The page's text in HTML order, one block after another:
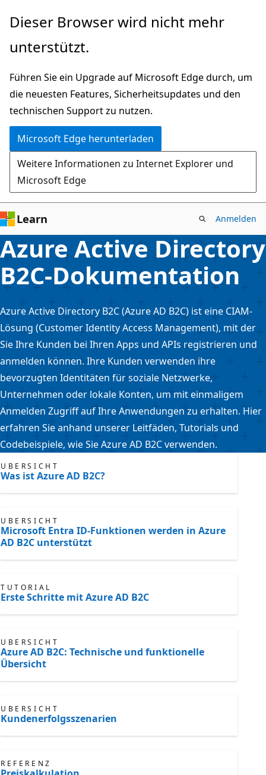
Zu
wechseln
Dieser Browser wird nicht mehr
unterstützt.
Führen Sie ein Upgrade auf Microsoft Edge durch, um
die neuesten Features, Sicherheitsupdates und den
technischen Support zu nutzen.
Microsoft Edge herunterladen
Weitere Informationen zu Internet Explorer und
Microsoft Edge
Learn Anmelden
Azure Active Directory
B2C-Dokumentation
Azure Active Directory B2C (Azure AD B2C) ist eine CIAM-
Lösung (Customer Identity Access Management), mit der
Sie Ihre Kunden bei Ihren Apps und APIs registrieren und
anmelden können. Ihre Kunden verwenden ihre
bevorzugten Identitäten für soziale Netzwerke,
Unternehmen oder lokale Konten, um mit einmaligem
Anmelden Zugriff auf Ihre Anwendungen zu erhalten. Hier
erfahren Sie anhand unserer Leitfäden, Tutorials und
Codebeispiele, wie Sie Azure AD B2C verwenden.
ÜBERSICHT
Was ist Azure AD B2C?
ÜBERSICHT
Microsoft Entra ID-Funktionen werden in Azure
AD B2C unterstützt
TUTORIAL
Erste Schritte mit Azure AD B2C
ÜBERSICHT
Azure AD B2C: Technische und funktionelle
Übersicht
ÜBERSICHT
Kundenerfolgsszenarien
REFERENZ